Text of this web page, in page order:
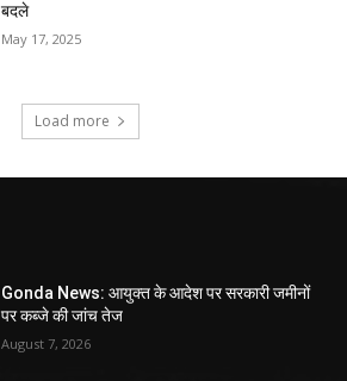
बदले
May 17, 2025
Load more
Gonda News: आयुक्त के आदेश पर सरकारी जमीनों
पर कब्जे की जांच तेज
August 7, 2026